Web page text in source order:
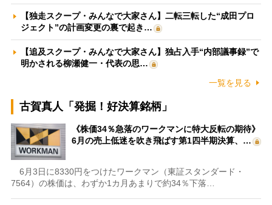
【独走スクープ・みんなで大家さん】二転三転した“成田プロ
ジェクト”の計画変更の裏で起き…
【追及スクープ・みんなで大家さん】独占入手“内部議事録”で
明かされる柳瀬健一・代表の思…
一覧を見る
古賀真人「発掘！好決算銘柄」
《株価34％急落のワークマンに特大反転の期待》
6月の売上低迷を吹き飛ばす第1四半期決算、…
6月3日に8330円をつけたワークマン（東証スタンダード・
7564）の株価は、わずか1カ月あまりで約34％下落…